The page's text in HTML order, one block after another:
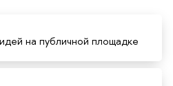
на публичной площадке